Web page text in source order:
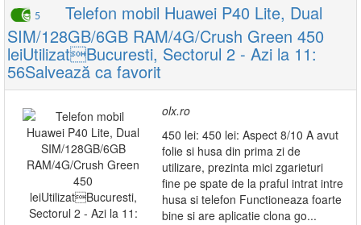
5
Telefon mobil Huawei P40 Lite, Dual
SIM/128GB/6GB RAM/4G/Crush Green 450
leiUtilizatBucuresti, Sectorul 2 - Azi la 11:
56Salvează ca favorit
olx.ro
450 lei: 450 lei: Aspect 8/10 A avut
folie si husa din prima zi de
utilizare, prezinta mici zgarieturi
fine pe spate de la praful intrat intre
husa si telefon Functioneaza foarte
bine si are aplicatie clona go...